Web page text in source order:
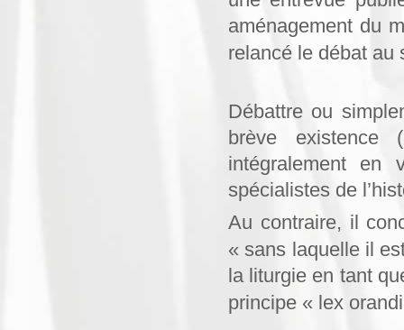
aménagement du
relancé le débat au
Débattre ou
brève
intégralement en
spécialistes de
Au contraire, il
« sans laquelle il
la liturgie en tant
principe « lex